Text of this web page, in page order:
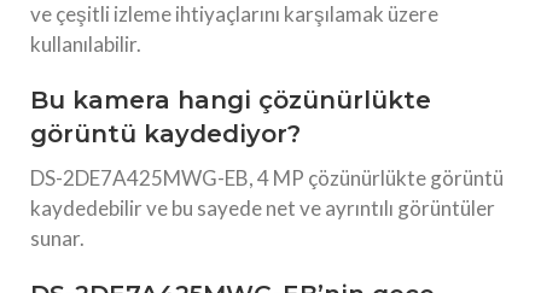
ve çeşitli izleme ihtiyaçlarını karşılamak üzere
kullanılabilir.
Bu kamera hangi çözünürlükte
görüntü kaydediyor?
DS-2DE7A425MWG-EB, 4 MP çözünürlükte görüntü
kaydedebilir ve bu sayede net ve ayrıntılı görüntüler
sunar.